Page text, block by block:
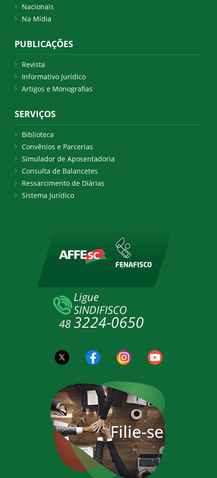
Nacionais
Na Mídia
PUBLICAÇÕES
Revista
Informativo Jurídico
Artigos e Monografias
SERVIÇOS
Biblioteca
Convênios e Parcerias
Simulador de Aposentadoria
Consulta de Balancetes
Ressarcimento de Diárias
Sistema Jurídico